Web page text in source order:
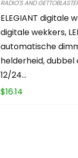
RADIO'S AND
ELEGIANT digitale
digitale wekkers,
automatische
helderheid, dubbel
12/24…
$16.14